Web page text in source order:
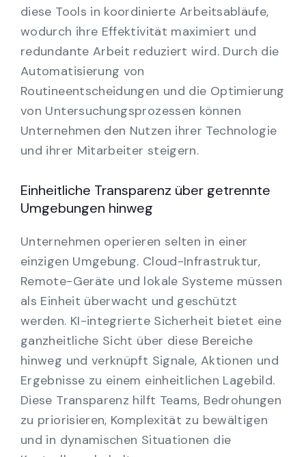
diese Tools in koordinierte Arbeitsabläufe,
wodurch ihre Effektivität maximiert und
redundante Arbeit reduziert wird. Durch die
Automatisierung von
Routineentscheidungen und die Optimierung
von Untersuchungsprozessen können
Unternehmen den Nutzen ihrer Technologie
und ihrer Mitarbeiter steigern.
Einheitliche Transparenz über getrennte
Umgebungen hinweg
Unternehmen operieren selten in einer
einzigen Umgebung. Cloud-Infrastruktur,
Remote-Geräte und lokale Systeme müssen
als Einheit überwacht und geschützt
werden. KI-integrierte Sicherheit bietet eine
ganzheitliche Sicht über diese Bereiche
hinweg und verknüpft Signale, Aktionen und
Ergebnisse zu einem einheitlichen Lagebild.
Diese Transparenz hilft Teams, Bedrohungen
zu priorisieren, Komplexität zu bewältigen
und in dynamischen Situationen die